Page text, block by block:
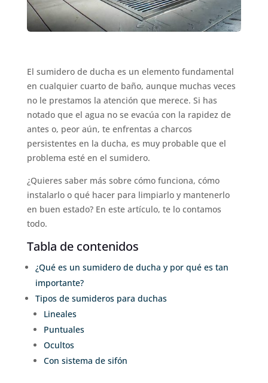
El sumidero de ducha es un elemento fundamental
en cualquier cuarto de baño, aunque muchas veces
no le prestamos la atención que merece. Si has
notado que el agua no se evacúa con la rapidez de
antes o, peor aún, te enfrentas a charcos
persistentes en la ducha, es muy probable que el
problema esté en el sumidero.
¿Quieres saber más sobre cómo funciona, cómo
instalarlo o qué hacer para limpiarlo y mantenerlo
en buen estado? En este artículo, te lo contamos
todo.
Tabla de contenidos
¿Qué es un sumidero de ducha y por qué es tan
importante?
Tipos de sumideros para duchas
Lineales
Puntuales
Ocultos
Con sistema de sifón